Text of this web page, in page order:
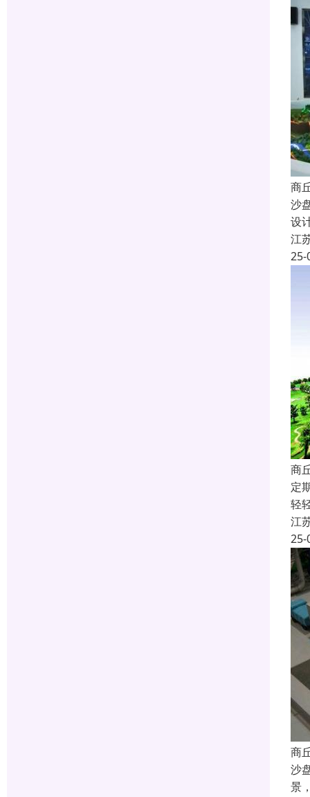
商
沙
设
江
25-
商
定
轻
江
25-
商
沙
景